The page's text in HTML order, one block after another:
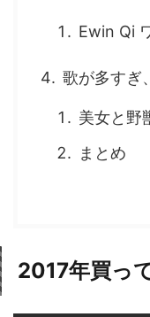
Ewin Qi
歌が多すぎ
美女と野
まとめ
2017年買っ